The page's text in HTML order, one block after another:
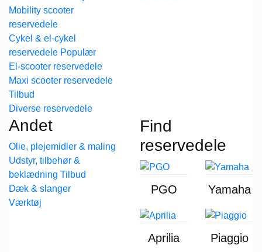
Mobility scooter
reservedele
Cykel & el-cykel
reservedele
El-scooter reservedele
Maxi scooter reservedele
Diverse reservedele
Andet
Olie, plejemidler & maling
Udstyr, tilbehør &
beklædning
Dæk & slanger
Værktøj
Find
reservedele
PGO Yamaha
Aprilia Piaggio